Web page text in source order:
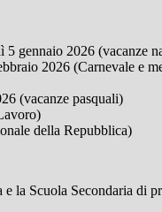
gennaio 2026 (vacanze
2026 (Carnevale e
(vacanze pasquali)
della Repubblica)
e la Scuola Secondaria di